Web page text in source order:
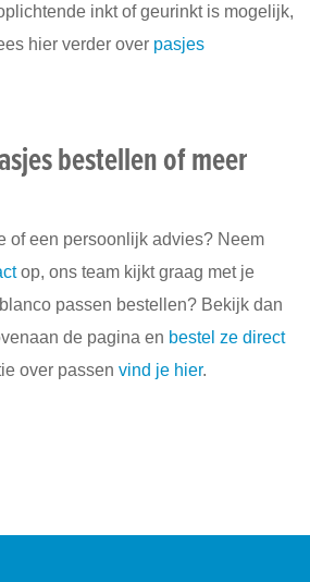
inkt of geurinkt is mogelijk,
hier verder over pasjes
bestellen of meer
of een persoonlijk advies? Neem
op, ons team kijkt graag met je
passen bestellen? Bekijk dan
de pagina en bestel ze direct
over passen vind je hier.